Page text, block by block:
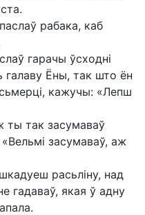
рабака, каб
гарачы ўсходні
галаву Ёны, так што ён
сьмерці, кажучы: «Лепш
ты так засумаваў
засумаваў, аж
расьліну, над
гадаваў, якая ў адну